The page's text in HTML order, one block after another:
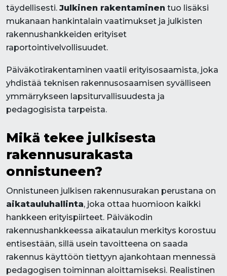
täydellisesti. Julkinen rakentaminen tuo lisäksi
mukanaan hankintalain vaatimukset ja julkisten
rakennushankkeiden erityiset
raportointivelvollisuudet.
Päiväkotirakentaminen vaatii erityisosaamista, joka
yhdistää teknisen rakennusosaamisen syvälliseen
ymmärrykseen lapsiturvallisuudesta ja
pedagogisista tarpeista.
Mikä tekee julkisesta
rakennusurakasta
onnistuneen?
Onnistuneen julkisen rakennusurakan perustana on
aikatauluhallinta, joka ottaa huomioon kaikki
hankkeen erityispiirteet. Päiväkodin
rakennushankkeessa aikataulun merkitys korostuu
entisestään, sillä usein tavoitteena on saada
rakennus käyttöön tiettyyn ajankohtaan mennessä
pedagogisen toiminnan aloittamiseksi. Realistinen